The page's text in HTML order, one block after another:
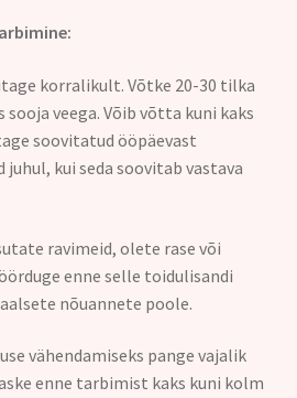
korralikult. Võtke 20-30 tilka
sooja veega. Võib võtta kuni kaks
soovitatud ööpäevast
kui seda soovitab vastava
ravimeid, olete rase või
enne selle toidulisandi
nõuannete poole.
vähendamiseks pange vajalik
enne tarbimist kaks kuni kolm